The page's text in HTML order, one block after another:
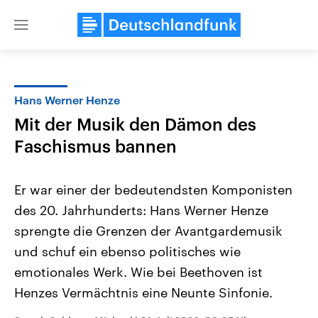
Close
Landtagswahl Sachsen-Anhalt
2026
Alle Informationen
September 2026 einen neuen
Bundesland von einer Koalition aus
USA
Aktuelle Beiträge,
Hintergründe
gehören die Vereinigten
mit großem Einfluss auf
Hans Werner Henze
Mit der Musik den Dämon des
Faschismus bannen
Er war einer der bedeutendsten Komponisten
des 20. Jahrhunderts: Hans Werner Henze
sprengte die Grenzen der Avantgardemusik
und schuf ein ebenso politisches wie
emotionales Werk. Wie bei Beethoven ist
Henzes Vermächtnis eine Neunte Sinfonie.